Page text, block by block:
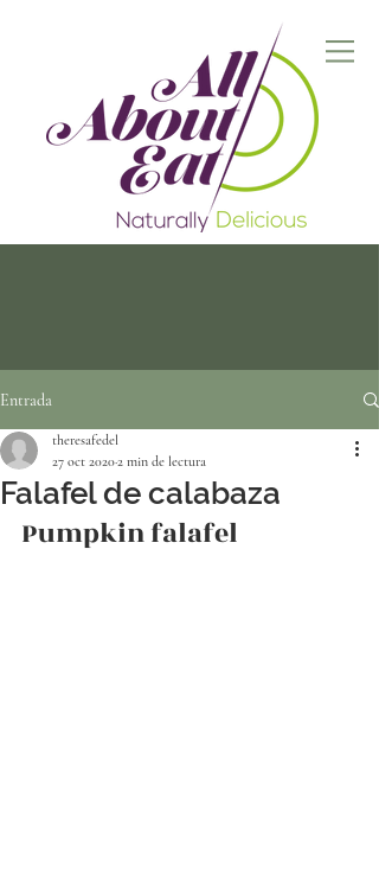
Entrada
Falafel de calabaza
theresafedel
27 oct 20202 min de lectura
Pumpkin falafel